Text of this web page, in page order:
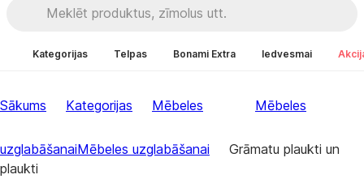
Kategorijas Telpas Bonami Extra Iedvesmai
Sākums Kategorijas Mēbeles Mēbeles
uzglabāšanaiMēbeles uzglabāšanai
Grāmatu plaukti un
plaukti